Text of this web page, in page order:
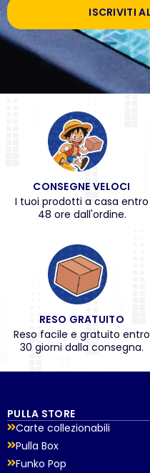
ISCRIVITI
CONSEGNE VELOCI
I tuoi prodotti a casa entro
48 ore dall'ordine.
RESO GRATUITO
Reso facile e gratuito entro
30 giorni dalla consegna.
PULLA STORE
Carte collezionabili
Pulla Box
Funko Pop